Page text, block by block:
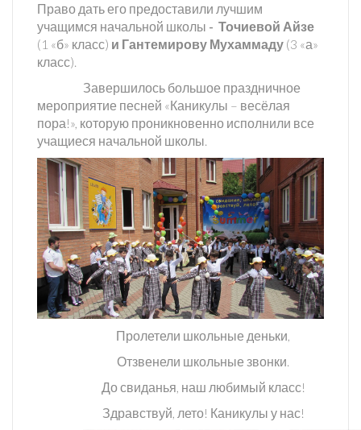
Право дать его предоставили лучшим
учащимся начальной школы - Точиевой Айзе
(1 «б» класс) и Гантемирову Мухаммаду (3 «а»
класс).
Завершилось большое праздничное
мероприятие песней «Каникулы – весёлая
пора!», которую проникновенно исполнили все
учащиеся начальной школы.
Пролетели школьные деньки,
Отзвенели школьные звонки.
До свиданья, наш любимый класс!
Здравствуй, лето! Каникулы у нас!